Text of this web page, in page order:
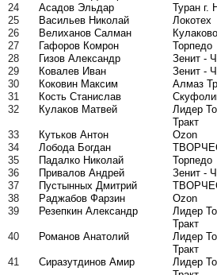
24
Асадов Эльдар Туран г.
25
Васильев Николай Локотех
26
Велиханов Салман Кулаково
27
Гафоров Комрон Торпедо
28
Гизов Александр Зенит -
29
Ковалев Иван Зенит -
30
Коковин Максим Алмаз
31
Кость Станислав
32
Кулаков Матвей
Лидер
Тракт
33 Кутьков Антон Ozon
34
Лобода Богдан
35
Падалко Николай Торпедо
36
Привалов Андрей Зенит -
37
Пустынных Дмитрий
38
Раджабов Фарзин Ozon
39
Резепкин Александр
Лидер
Тракт
40 Романов Анатолий
Лидер
Тракт
41 Сиразутдинов Амир
Лидер